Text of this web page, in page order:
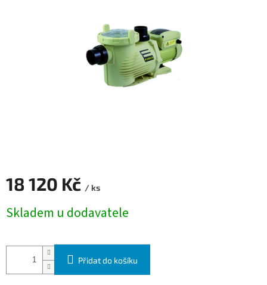
18 120 Kč / ks
Skladem u dodavatele
Přidat do košíku